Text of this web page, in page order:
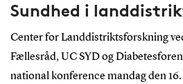
Sundhed i
Center for Landdistriktsforskning
Fællesråd, UC SYD og
national konference mandag den